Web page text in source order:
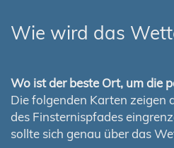
Wie wird das
Wo ist der beste Ort, um die
Die folgenden Karten zeigen
des Finsternispfades
sollte sich genau über das